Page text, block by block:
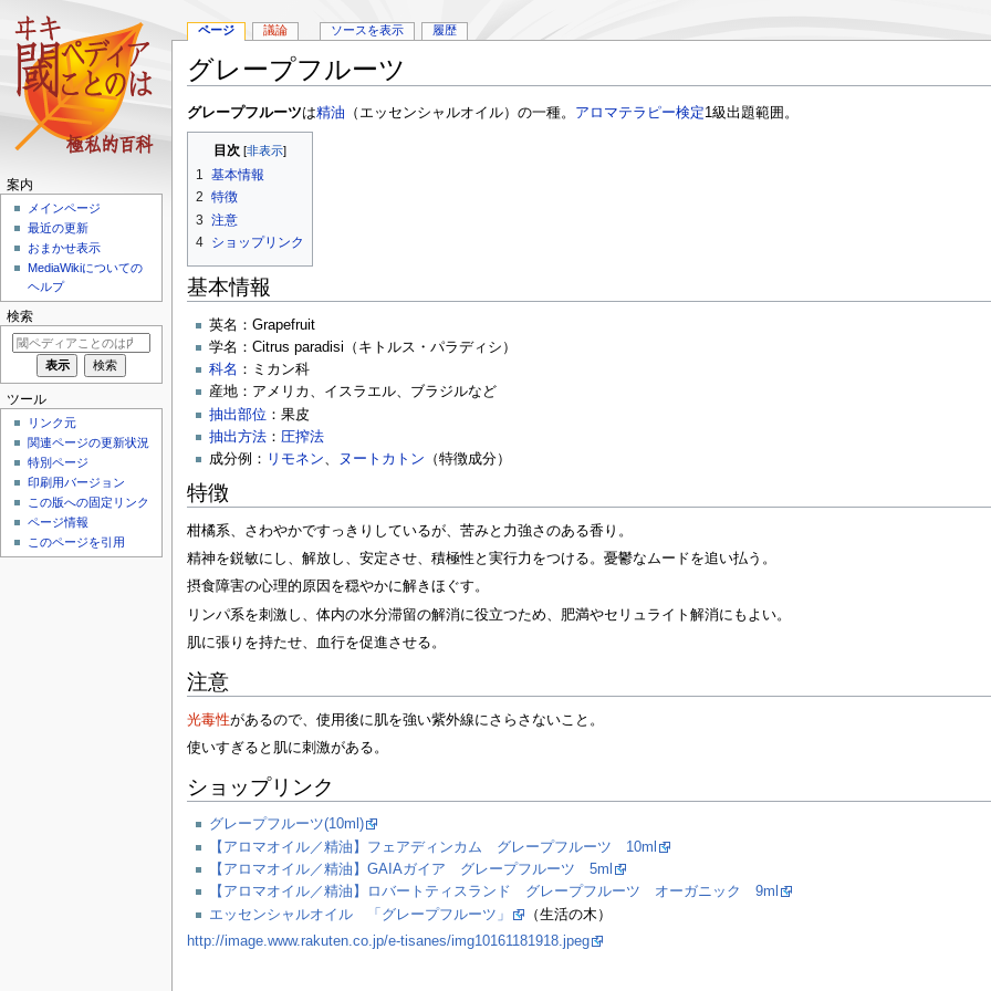
グレープフルーツ
ナ
ビ
ー
シ
ョ
ン
移
動
検
索
移
動
グレープフルーツは精油 （エッセンシャルオイル）の一種。 アロマテラピー検定1級出題範囲。
目次
1 基本情報
2 特徴
3 注意
4 ショップリンク
基本情報
英名：Grapefruit
学名：Citrus paradisi（キトルス・パラディシ）
科名 ：ミカン科
産地：アメリカ、イスラエル、ブラジルなど
抽出部位 ：果皮
抽出方法： 圧搾法
成分例： リモネン、 ヌートカトン （特徴成分）
特徴
柑橘系、さわやかですっきりしているが、苦みと力強さのある香り。
精神を鋭敏にし、解放し、安定させ、積極性と実行力をつける。憂鬱なムードを追い払う。
摂食障害の心理的原因を穏やかに解きほぐす。
リンパ系を刺激し、体内の水分滞留の解消に役立つため、肥満やセリュライト解消にもよい。
肌に張りを持たせ、血行を促進させる。
注意
光毒性があるので、使用後に肌を強い紫外線にさらさないこと。
使いすぎると肌に刺激がある。
ショップリンク
グレープフルーツ(10ml)
【アロマオイル／精油】フェアディンカム グレープフルーツ 10ml
【アロマオイル／精油】GAIAガイア グレープフルーツ 5ml
【アロマオイル／精油】ロバートティスランド グレープフルーツ オーガニック 9ml
エッセンシャルオイル 「グレープフルーツ」
（生活の木）
http://image.www.rakuten.co.jp/e-tisanes/img10161181918.jpeg
ページ 議論 ソースを表示 履歴
案内
メインページ
最近の更新
おまかせ表示
MediaWikiについての
ヘルプ
検索
ツール
リンク元
関連ページの更新状況
特別ページ
印刷用バージョン
この版への固定リンク
ページ情報
このページを引用